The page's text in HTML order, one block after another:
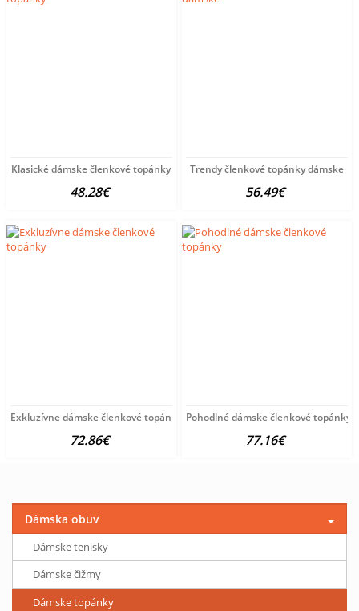
Klasické dámske členkové topánky
48.28€
Trendy členkové topánky dámske
56.49€
Exkluzívne dámske členkové topánky
72.86€
Pohodlné dámske členkové topánky
77.16€
Dámska obuv
Dámske tenisky
Dámske čižmy
Dámske topánky